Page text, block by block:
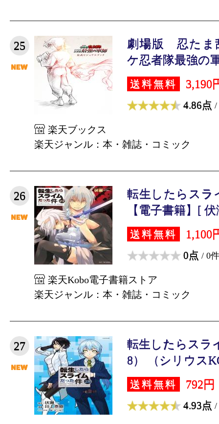
25
劇場版 忍た
ケ忍者隊最強の
送料無料 3,190
4.86点 /
楽天ブックス
楽天ジャンル：本・雑誌・コミック
26
転生したらスラ
【電子書籍】[
送料無料 1,100
0点 / 0件
楽天Kobo電子書籍ストア
楽天ジャンル：本・雑誌・コミック
27
転生したらスラ
8） （シリウス
送料無料 792円
4.93点 /